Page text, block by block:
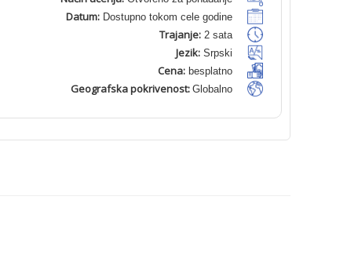
Datum: Dostupno tokom cele godine
Trajanje: 2 sata
Jezik: Srpski
Cena: besplatno
Geografska pokrivenost: Globalno